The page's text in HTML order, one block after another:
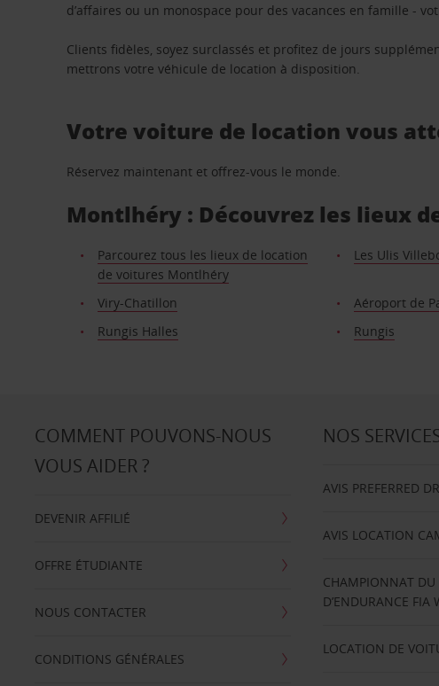
d’affaires ou un monospace pour des vacances en famille -
Clients fidèles, soyez surclassés et profitez de jours
mettrons votre véhicule de location à disposition.
Votre voiture de location vous
Réservez maintenant et offrez-vous le monde.
Montlhéry : Découvrez les lieux
Parcourez tous les lieux de location
de voitures Montlhéry
Les Ulis
Viry-Chatillon Aéroport de
Rungis Halles
Rungis
COMMENT POUVONS-NOUS
VOUS AIDER ?
DEVENIR AFFILIÉ
OFFRE ÉTUDIANTE
NOUS CONTACTER
CONDITIONS GÉNÉRALES
NOS
AVIS PREFERRED
AVIS LOCATION
CHAMPIONNAT
D’ENDURANCE FIA
LOCATION DE